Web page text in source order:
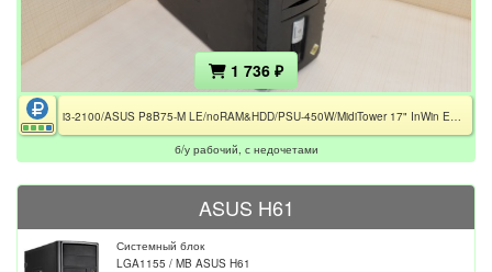
1 736 ₽
б/у рабочий, с недочетами
ASUS H61
Системный блок
LGA1155 / MB ASUS H61